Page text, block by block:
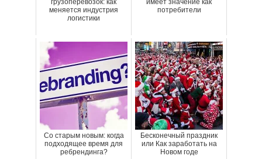
грузоперевозок: как
меняется индустрия
логистики
имеет значение как
потребители
Со старым новым: когда
подходящее время для
ребрендинга?
Бесконечный праздник
или Как заработать на
Новом годе